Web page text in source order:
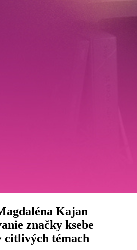
Kajan
značky ksebe
citlivých témach